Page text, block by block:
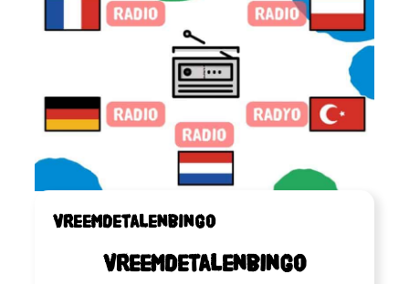
Vreemdetalenbingo
Vreemdetalenbingo